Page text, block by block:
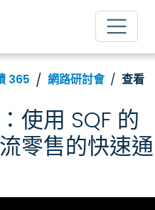
365 網路研討會 查看
使用 SQF 的
零售的快速通